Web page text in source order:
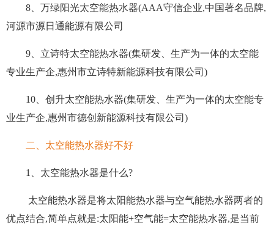
8、万绿阳光太空能热水器(AAA守信企业,中国著名品牌,
河源市源日通能源有限公司
9、立诗特太空能热水器(集研发、生产为一体的太空能
专业生产企,惠州市立诗特新能源科技有限公司)
10、创升太空能热水器(集研发、生产为一体的太空能专
业生产企,惠州市德创新能源科技有限公司)
二、太空能热水器好不好
1、太空能热水器是什么?
太空能热水器是将太阳能热水器与空气能热水器两者的
优点结合,简单点就是:太阳能+空气能=太空能热水器,是当前